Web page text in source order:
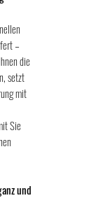
–
die
setzt
mit
Sie
und